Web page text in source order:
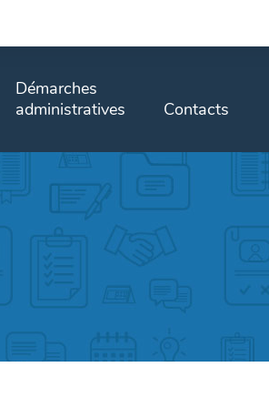
Démarches
administratives
Explication de vos
mairie ou directement sur
sites institutionnels
Contacts